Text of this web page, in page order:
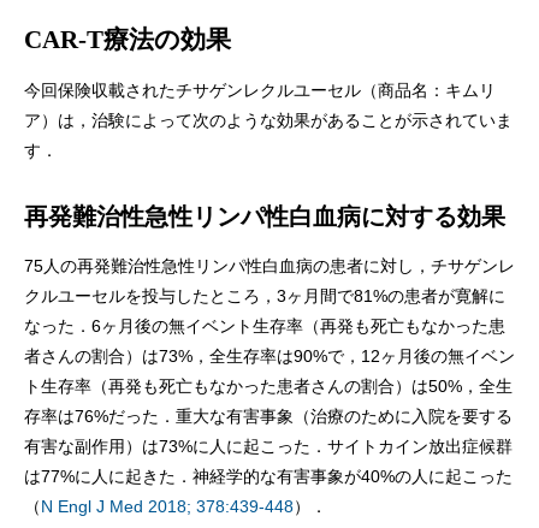
CAR-T療法の効果
今回保険収載されたチサゲンレクルユーセル（商品名：キムリ
ア）は，治験によって次のような効果があることが示されていま
す．
再発難治性急性リンパ性白血病に対する効果
75人の再発難治性急性リンパ性白血病の患者に対し，チサゲンレ
クルユーセルを投与したところ，3ヶ月間で81%の患者が寛解に
なった．6ヶ月後の無イベント生存率（再発も死亡もなかった患
者さんの割合）は73%，全生存率は90%で，12ヶ月後の無イベン
ト生存率（再発も死亡もなかった患者さんの割合）は50%，全生
存率は76%だった．重大な有害事象（治療のために入院を要する
有害な副作用）は73%に人に起こった．サイトカイン放出症候群
は77%に人に起きた．神経学的な有害事象が40%の人に起こった
（N Engl J Med 2018; 378:439-448）．